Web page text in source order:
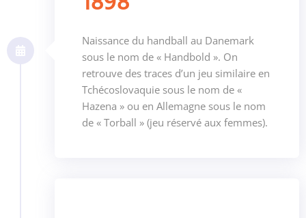
Naissance du handball au Danemark
sous le nom de « Handbold ». On
retrouve des traces d’un jeu similaire en
Tchécoslovaquie sous le nom de «
Hazena » ou en Allemagne sous le nom
de « Torball » (jeu réservé aux femmes).